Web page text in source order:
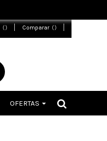
Comparar
OFERTAS